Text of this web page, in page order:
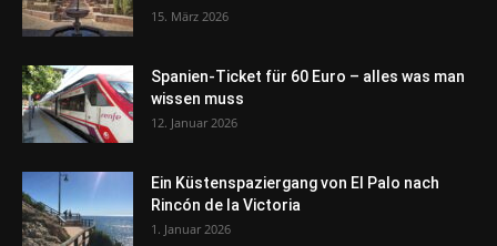
15. März 2026
Spanien-Ticket für 60 Euro – alles was man
wissen muss
12. Januar 2026
Ein Küstenspaziergang von El Palo nach
Rincón de la Victoria
1. Januar 2026